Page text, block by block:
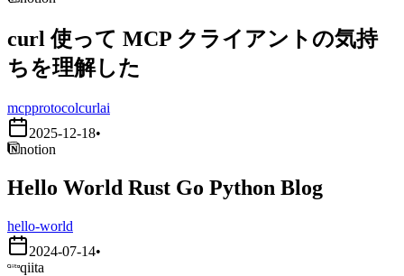
curl 使って MCP クライアントの気持
ちを理解した
mcpprotocolcurlai
2025-12-18•
notion
Hello World Rust Go Python Blog
hello-world
2024-07-14•
qiita